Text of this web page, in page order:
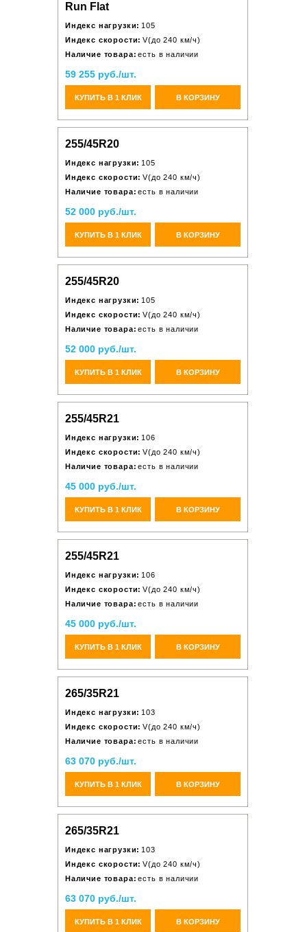
Run Flat
Индекс нагрузки: 105
Индекс скорости: V(до 240 км/ч)
Наличие товара: есть в наличии
59 255 руб./шт.
КУПИТЬ В 1 КЛИК В КОРЗИНУ
255/45R20
Индекс нагрузки: 105
Индекс скорости: V(до 240 км/ч)
Наличие товара: есть в наличии
52 000 руб./шт.
КУПИТЬ В 1 КЛИК В КОРЗИНУ
255/45R20
Индекс нагрузки: 105
Индекс скорости: V(до 240 км/ч)
Наличие товара: есть в наличии
52 000 руб./шт.
КУПИТЬ В 1 КЛИК В КОРЗИНУ
255/45R21
Индекс нагрузки: 106
Индекс скорости: V(до 240 км/ч)
Наличие товара: есть в наличии
45 000 руб./шт.
КУПИТЬ В 1 КЛИК В КОРЗИНУ
255/45R21
Индекс нагрузки: 106
Индекс скорости: V(до 240 км/ч)
Наличие товара: есть в наличии
45 000 руб./шт.
КУПИТЬ В 1 КЛИК В КОРЗИНУ
265/35R21
Индекс нагрузки: 103
Индекс скорости: V(до 240 км/ч)
Наличие товара: есть в наличии
63 070 руб./шт.
КУПИТЬ В 1 КЛИК В КОРЗИНУ
265/35R21
Индекс нагрузки: 103
Индекс скорости: V(до 240 км/ч)
Наличие товара: есть в наличии
63 070 руб./шт.
КУПИТЬ В 1 КЛИК В КОРЗИНУ